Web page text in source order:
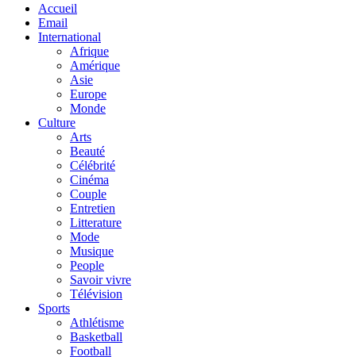
Accueil
Email
International
Afrique
Amérique
Asie
Europe
Monde
Culture
Arts
Beauté
Célébrité
Cinéma
Couple
Entretien
Litterature
Mode
Musique
People
Savoir vivre
Télévision
Sports
Athlétisme
Basketball
Football